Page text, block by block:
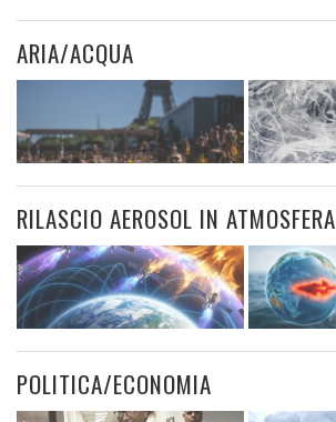
ARIA/ACQUA
RILASCIO AEROSOL IN ATMOSFERA
POLITICA/ECONOMIA